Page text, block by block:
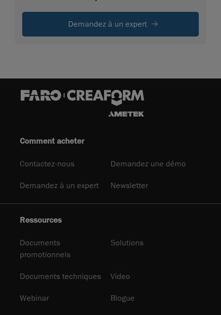
Demandez à un expert
Comment acheter
Contactez-nous Demandez une démo
Demandez à un expert Newsletter
Ressources
Documents
promotionnels
Solutions
Documents techniques Video
Webinar Blogue